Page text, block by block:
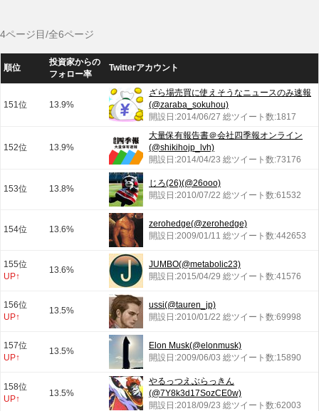
4ページ目/全6ページ
順位
投資家からの
フォロー率
Twitterアカウント
151位 13.9%
ざら場売買に使えそうなニュースのみ速報
(@zaraba_sokuhou)
開設日:2014/06/27 総ツイート数:1817
152位 13.9%
大量保有報告書＠会社四季報オンライン
(@shikihojp_lvh)
開設日:2014/04/23 総ツイート数:73176
153位 13.8%
じろ(26)(@26ooo)
開設日:2010/07/22 総ツイート数:61532
154位 13.6%
zerohedge(@zerohedge)
開設日:2009/01/11 総ツイート数:442653
155位
UP↑
13.6%
JUMBO(@metabolic23)
開設日:2015/04/29 総ツイート数:41576
156位
UP↑
13.5%
ussi(@tauren_jp)
開設日:2010/01/22 総ツイート数:69998
157位
UP↑
13.5%
Elon Musk(@elonmusk)
開設日:2009/06/03 総ツイート数:15890
158位
UP↑
13.5%
やるっつえぶらっきん
(@7Y8k3d17SozCE0w)
開設日:2018/09/23 総ツイート数:62003